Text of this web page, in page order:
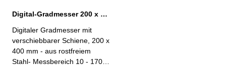
Digital-Gradmesser 200 x 400 mm mit verschiebbarer Schiene
Digitaler Gradmesser mit
verschiebbarer Schiene, 200 x
400 mm - aus rostfreiem
Stahl- Messbereich 10 - 170°-